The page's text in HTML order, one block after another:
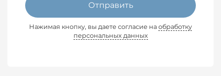
Отправить
Нажимая кнопку, вы даете согласие на обработку
персональных данных